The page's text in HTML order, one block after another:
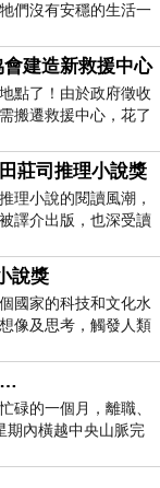
們沒有安穩的生活一
建造新救援中心
點了！由於政府徵收
搬遷救援中心，花了
莊司推理小說獎
理小說的閱讀風潮，
譯介出版，也深受讀
說獎
家的科技和文化水
像及思考，觸發人類
…
碌的一個月，離職、
期內橫越中央山脈完